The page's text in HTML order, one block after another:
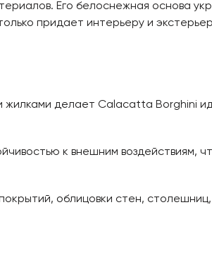
Его белоснежная основа
придает интерьеру и
жилками делает Calacatta Borghini
к внешним воздействиям,
облицовки стен,